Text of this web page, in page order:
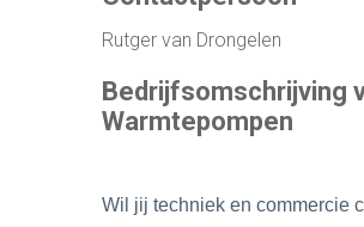
INTERNATIONALE
ONLINE ASSESSMENT
Rutger van Drongelen
Bedrijfsomschrijving
Warmtepompen
Wil jij techniek en commercie